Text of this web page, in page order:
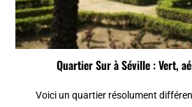
Quartier Sur à Séville : Vert,
Voici un quartier résolument